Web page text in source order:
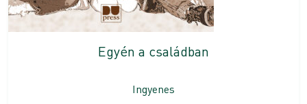
Egyén a családban
Ingyenes